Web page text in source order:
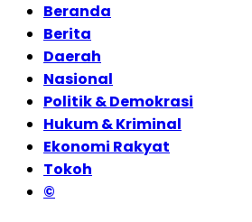
Beranda
Berita
Daerah
Nasional
Politik & Demokrasi
Hukum & Kriminal
Ekonomi Rakyat
Tokoh
©